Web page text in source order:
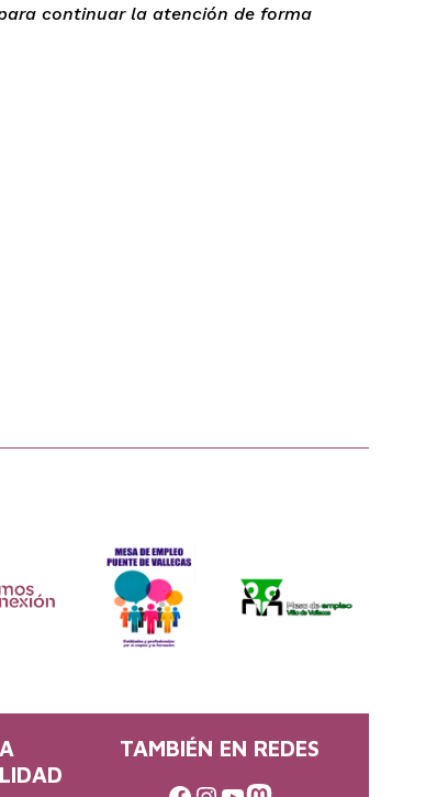
continuar la atención de forma
TAMBIÉN EN REDES